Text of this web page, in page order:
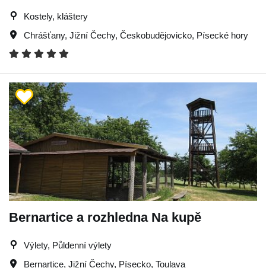
Kostely, kláštery
Chrášťany, Jižní Čechy, Českobudějovicko, Písecké hory
Bernartice a rozhledna Na kupě
Výlety, Půldenní výlety
Bernartice, Jižní Čechy, Písecko, Toulava